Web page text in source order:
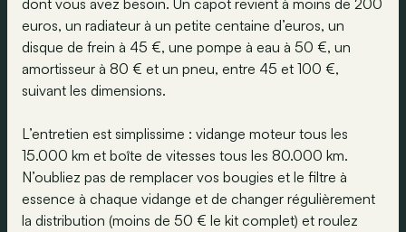
dont vous avez besoin. Un capot revient à moins de 200
euros, un radiateur à un petite centaine d’euros, un
disque de frein à 45 €, une pompe à eau à 50 €, un
amortisseur à 80 € et un pneu, entre 45 et 100 €,
suivant les dimensions.
L’entretien est simplissime : vidange moteur tous les
15.000 km et boîte de vitesses tous les 80.000 km.
N’oubliez pas de remplacer vos bougies et le filtre à
essence à chaque vidange et de changer régulièrement
la distribution (moins de 50 € le kit complet) et roulez